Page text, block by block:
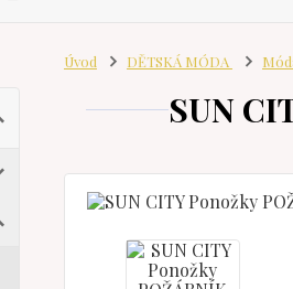
Úvod DĚTSKÁ MÓDA
SUN